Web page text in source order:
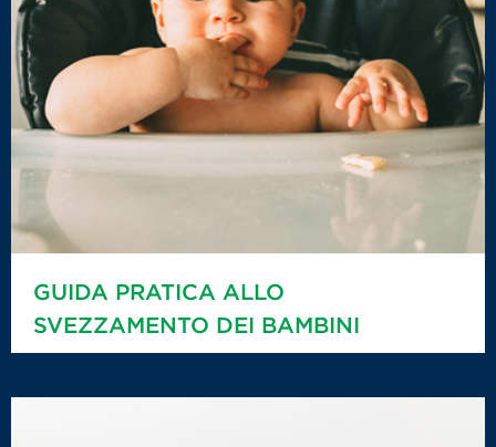
GUIDA PRATICA ALLO
SVEZZAMENTO DEI BAMBINI